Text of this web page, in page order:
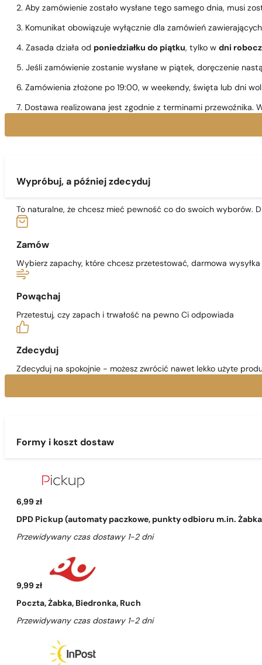
2. Aby zamówienie zostało wysłane tego samego dnia, musi
3. Komunikat obowiązuje wyłącznie dla zamówień
4. Zasada działa od poniedziałku do piątku, tylko w dni
5. Jeśli zamówienie zostanie wysłane w piątek, doręczenie
6. Zamówienia złożone po 19:00, w weekendy, święta lub dni
7. Dostawa realizowana jest zgodnie z terminami przewoźnika.
Wypróbuj, a później zdecyduj
To naturalne, że chcesz mieć pewność co do swoich wyborów.
Zamów
Wybierz zapachy, które chcesz przetestować, darmowa wysyłka
Powąchaj
Przetestuj, czy zapach i trwałość na pewno Ci odpowiada
Zdecyduj
Zdecyduj na spokojnie - możesz zwrócić nawet lekko użyte
Formy i koszt dostaw
6,99 zł
DPD Pickup (automaty paczkowe, punkty odbioru m.in.
Przewidywany czas dostawy 1-2 dni
9,99 zł
Poczta, Żabka, Biedronka, Ruch
Przewidywany czas dostawy 1-2 dni